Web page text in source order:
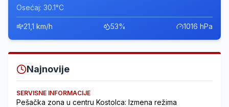
Osećaj: 30.1°C
21,1 km/h 53% 1016 hPa
Najnovije
SERVISNE INFORMACIJE
Pešačka zona u centru Kostolca: Izmena režima